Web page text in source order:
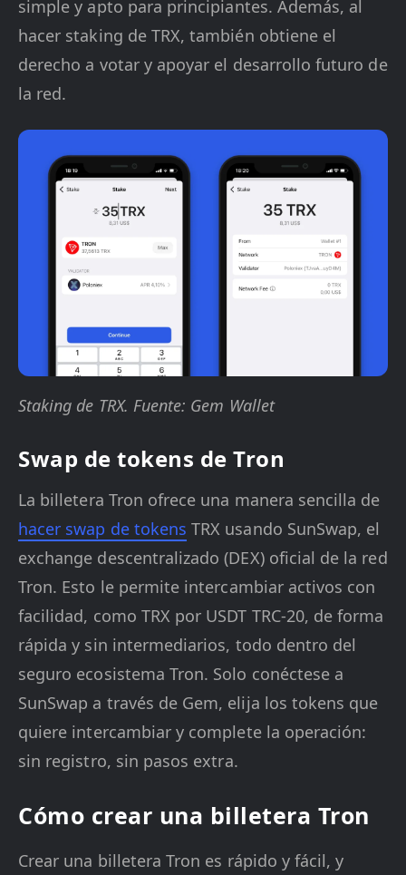
simple y apto para principiantes. Además, al
hacer staking de TRX, también obtiene el
derecho a votar y apoyar el desarrollo futuro de
la red.
Staking de TRX. Fuente: Gem Wallet
Swap de tokens de Tron
La billetera Tron ofrece una manera sencilla de
hacer swap de tokens TRX usando SunSwap, el
exchange descentralizado (DEX) oficial de la red
Tron. Esto le permite intercambiar activos con
facilidad, como TRX por USDT TRC-20, de forma
rápida y sin intermediarios, todo dentro del
seguro ecosistema Tron. Solo conéctese a
SunSwap a través de Gem, elija los tokens que
quiere intercambiar y complete la operación:
sin registro, sin pasos extra.
Cómo crear una billetera Tron
Crear una billetera Tron es rápido y fácil, y